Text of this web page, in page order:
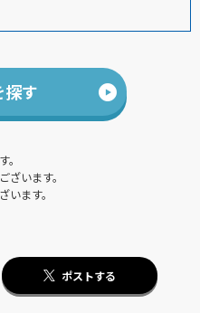
探す
います。
ます。
ポストする